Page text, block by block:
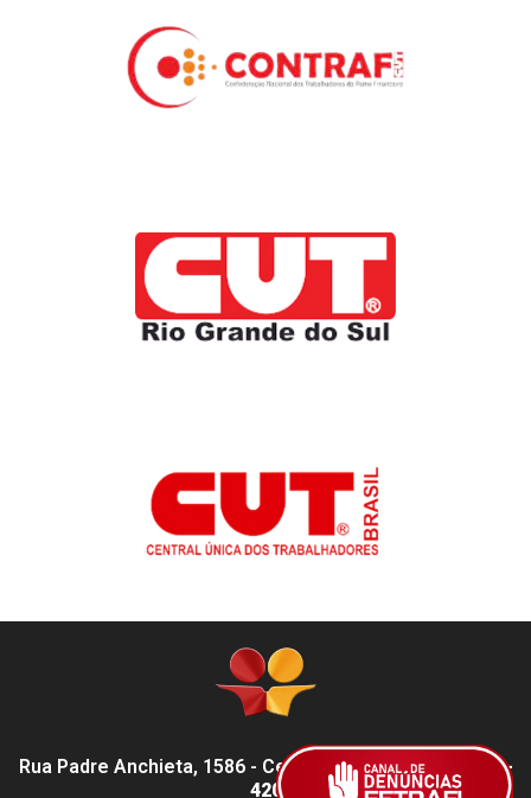
Rua Padre Anchieta, 1586 - Centro, Pelotas - RS,
96015-
420